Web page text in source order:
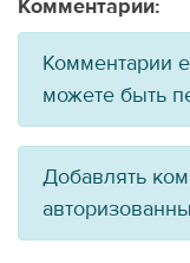
Комментарии:
Комментарии
можете быть
Добавлять